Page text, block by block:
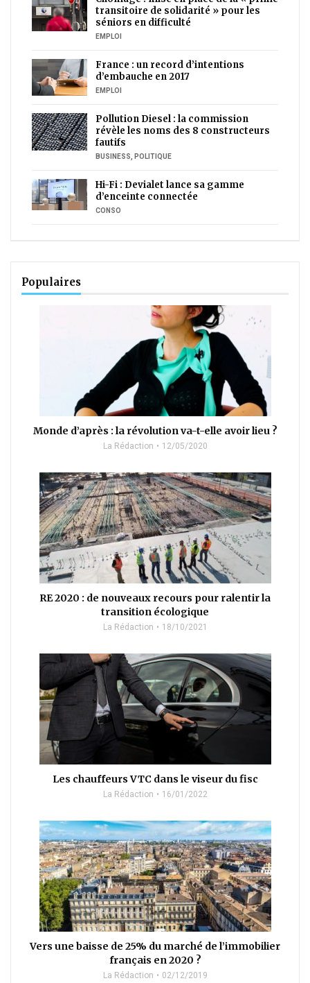
transitoire de solidarité » pour les
séniors en difficulté
EMPLOI
France : un record d’intentions
d’embauche en 2017
EMPLOI
Pollution Diesel : la commission
révèle les noms des 8 constructeurs
fautifs
BUSINESS POLITIQUE
Hi-Fi : Devialet lance sa gamme
d’enceinte connectée
CONSO
Populaires
Monde d’après : la révolution va-t-elle avoir lieu ?
La Rédaction 12/05/2020
RE 2020 : de nouveaux recours pour ralentir la
transition écologique
La Rédaction 18/10/2021
Les chauffeurs VTC dans le viseur du fisc
La Rédaction 16/01/2022
Vers une baisse de 25% du marché de l’immobilier
français en 2020 ?
La Rédaction 02/12/2019